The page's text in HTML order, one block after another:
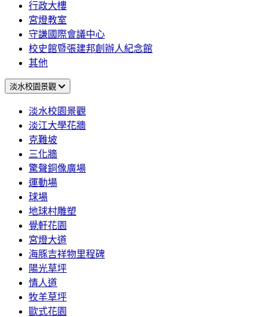
行政大樓
宮燈教室
守謙國際會議中心
校史館暨張建邦創辦人紀念館
其他
淡水校園景觀
淡水校園景觀
淡江大學花牆
克難坡
三化牆
驚聲銅像廣場
運動場
球場
地球村雕塑
覺軒花園
宮燈大道
海豚吉祥物里程碑
陽光草坪
情人道
牧羊草坪
歐式花園